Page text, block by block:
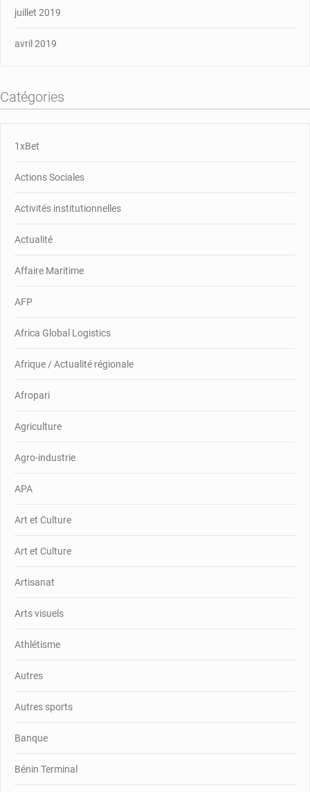
juillet 2019
avril 2019
Catégories
1xBet
Actions Sociales
Activités institutionnelles
Actualité
Affaire Maritime
AFP
Africa Global Logistics
Afrique / Actualité régionale
Afropari
Agriculture
Agro-industrie
APA
Art et Culture
Art et Culture
Artisanat
Arts visuels
Athlétisme
Autres
Autres sports
Banque
Bénin Terminal